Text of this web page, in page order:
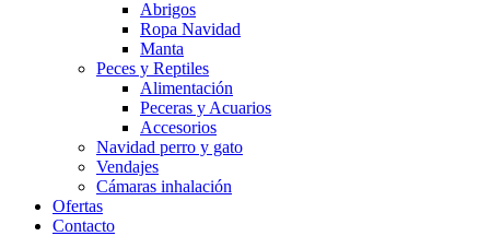
Abrigos
Ropa Navidad
Manta
Peces y Reptiles
Alimentación
Peceras y Acuarios
Accesorios
Navidad perro y gato
Vendajes
Cámaras inhalación
Ofertas
Contacto